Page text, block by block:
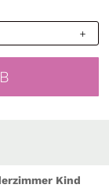
Kind